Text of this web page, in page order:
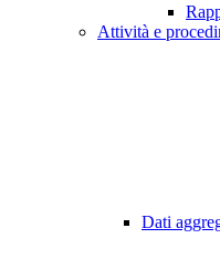
Attività e
Dati